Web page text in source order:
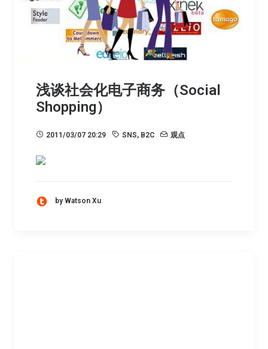
浅谈社会化电子商务（Social
Shopping）
2011/03/07 20:29 SNS, B2C 观点
by Watson Xu